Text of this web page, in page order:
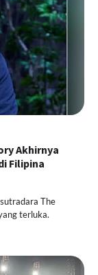
Akhirnya
Filipina
The
terluka.